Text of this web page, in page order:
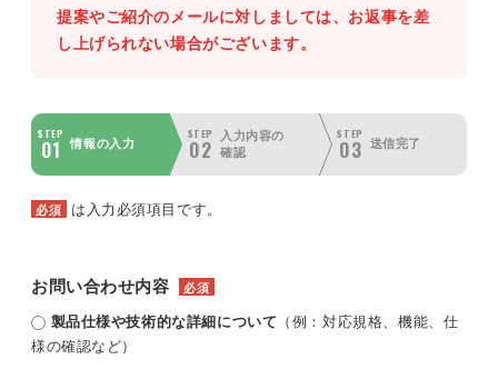
提案やご紹介のメールに対しましては、お返事を差
し上げられない場合がございます。
STEP
01 情報の入力
STEP
02
入力内容の
確認
STEP
03 送信完了
必須 は入力必須項目です。
お問い合わせ内容 必須
製品仕様や技術的な詳細について （例：対応規格、機能、仕
様の確認など）